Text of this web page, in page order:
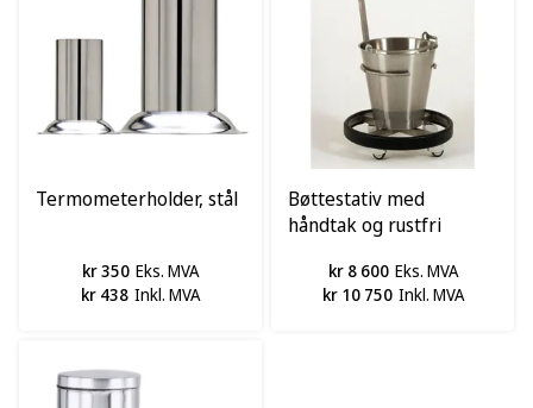
Termometerholder, stål
kr 350 Eks. MVA
kr 438 Inkl. MVA
Bøttestativ med
håndtak og rustfri
kr 8 600 Eks. MVA
kr 10 750 Inkl. MVA